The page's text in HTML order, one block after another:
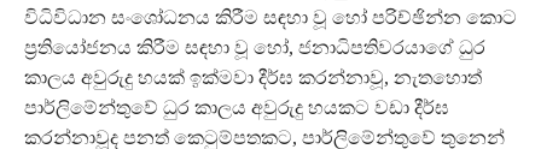
විධිවිධාන සංශෝධනය කිරීම සඳහා වූ හෝ පරිච්ඡින්න කොට
ප්‍රතියෝජනය කිරීම සඳහා වූ හෝ, ජනාධිපතිවරයාගේ ධුර
කාලය අවුරුදු හයක් ඉක්මවා දීර්ඝ කරන්නාවූ, නැතහොත්
පාර්ලිමේන්තුවේ ධුර කාලය අවුරුදු හයකට වඩා දීර්ඝ
කරන්නාවූද පනත් කෙටුම්පතකට, පාර්ලිමේන්තුවේ තුනෙන්